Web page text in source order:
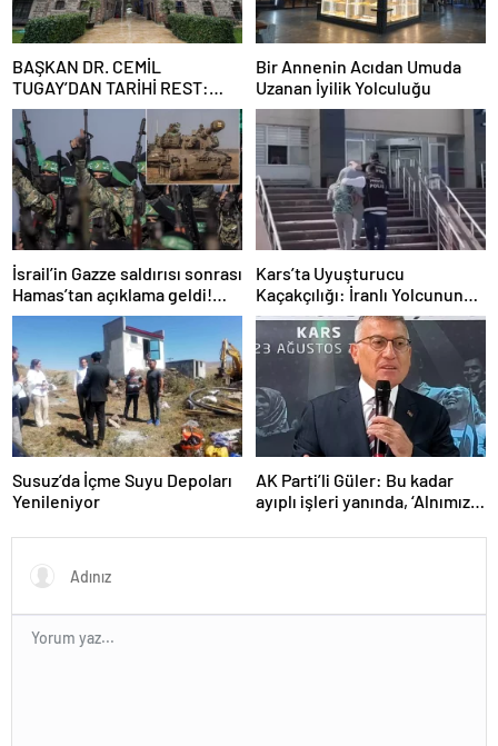
BAŞKAN DR. CEMİL
TUGAY’DAN TARİHİ REST:
“İZMİR’İN MALINA
ÇÖKTÜRMEM, HALKIN
HAKKINI KİMSEYE
YEDİRMEM!”
Bir Annenin Acıdan Umuda
Uzanan İyilik Yolculuğu
İsrail’in Gazze saldırısı sonrası
Hamas’tan açıklama geldi!
ABD’yi işaret ettiler
Kars’ta Uyuşturucu
Kaçakçılığı: İranlı Yolcunun
Makatında 203 Gram
Metamfetamin Bulundu
Susuz’da İçme Suyu Depoları
Yenileniyor
AK Parti’li Güler: Bu kadar
ayıplı işleri yanında, ‘Alnımız
diyor